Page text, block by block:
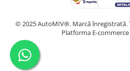
© 2025 AutoMIV®. Marcă înregistrată.
Platforma E-